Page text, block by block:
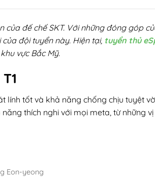
đế chế SKT. Với những đóng góp
đội tuyển này. Hiện tại, tuyển thủ
vực Bắc Mỹ.
lính tốt và khả năng chống chịu tuyệt
thích nghi với mọi meta, từ những
Eon-yeong